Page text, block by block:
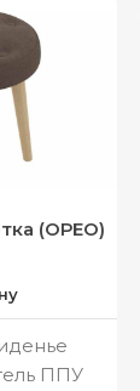
(ОРЕО)
ППУ